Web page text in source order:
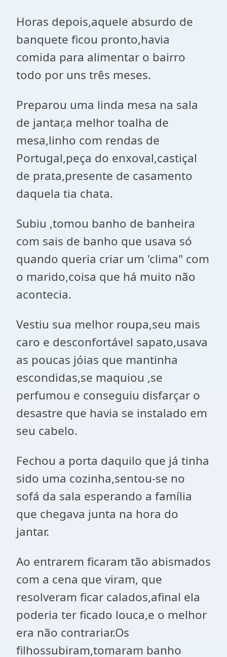
Horas depois,aquele absurdo de
banquete ficou pronto,havia
comida para alimentar o bairro
todo por uns três meses.
Preparou uma linda mesa na sala
de jantar,a melhor toalha de
mesa,linho com rendas de
Portugal,peça do enxoval,castiçal
de prata,presente de casamento
daquela tia chata.
Subiu ,tomou banho de banheira
com sais de banho que usava só
quando queria criar um 'clima" com
o marido,coisa que há muito não
acontecia.
Vestiu sua melhor roupa,seu mais
caro e desconfortável sapato,usava
as poucas jóias que mantinha
escondidas,se maquiou ,se
perfumou e conseguiu disfarçar o
desastre que havia se instalado em
seu cabelo.
Fechou a porta daquilo que já tinha
sido uma cozinha,sentou-se no
sofá da sala esperando a família
que chegava junta na hora do
jantar.
Ao entrarem ficaram tão abismados
com a cena que viram, que
resolveram ficar calados,afinal ela
poderia ter ficado louca,e o melhor
era não contrariar.Os
filhossubiram,tomaram banho